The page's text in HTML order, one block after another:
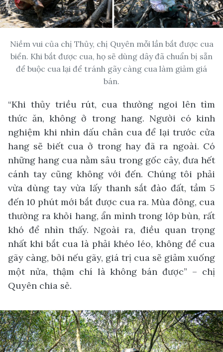
Niềm vui của chị Thủy, chị Quyên mỗi lần bắt được cua
biển. Khi bắt được cua, họ sẽ dùng dây đã chuẩn bị sẵn
để buộc cua lại để tránh gãy càng cua làm giảm giá
bán.
“Khi thủy triều rút, cua thường ngoi lên tìm
thức ăn, không ở trong hang. Người có kinh
nghiệm khi nhìn dấu chân cua để lại trước cửa
hang sẽ biết cua ở trong hay đã ra ngoài. Có
những hang cua nằm sâu trong gốc cây, đưa hết
cánh tay cũng không với đến. Chúng tôi phải
vừa dùng tay vừa lấy thanh sắt đào đất, tầm 5
đến 10 phút mới bắt được cua ra. Mùa đông, cua
thường ra khỏi hang, ẩn mình trong lớp bùn, rất
khó để nhìn thấy. Ngoài ra, điều quan trọng
nhất khi bắt cua là phải khéo léo, không để cua
gãy càng, bởi nếu gãy, giá trị cua sẽ giảm xuống
một nửa, thậm chí là không bán được” – chị
Quyên chia sẻ.